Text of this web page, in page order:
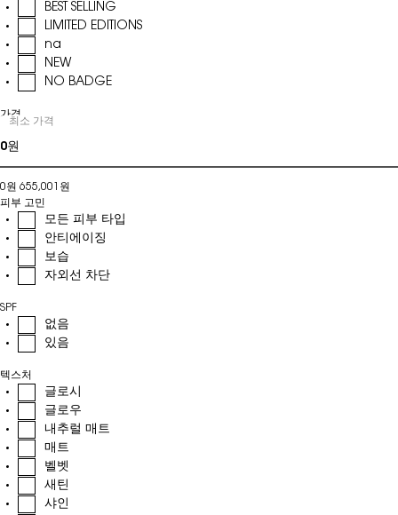
BEST SELLING
LIMITED EDITIONS
na
NEW
NO BADGE
가격
최소 가격
0원 655,001원
피부 고민
모든 피부 타입
안티에이징
보습
자외선 차단
SPF
없음
있음
텍스처
글로시
글로우
내추럴 매트
매트
벨벳
새틴
샤인